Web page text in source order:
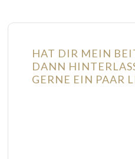
HAT DIR MEIN
DANN
GERNE EIN PAAR